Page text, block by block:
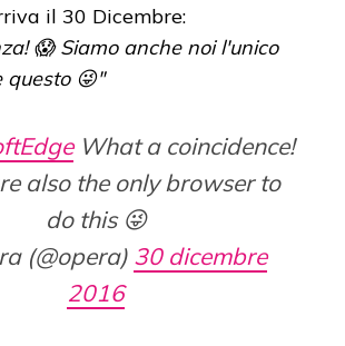
il 30 Dicembre:
😱 Siamo anche noi l'unico
😜"
What a coincidence!
also the only browser to
do this 😜
(@opera) 30 dicembre
2016